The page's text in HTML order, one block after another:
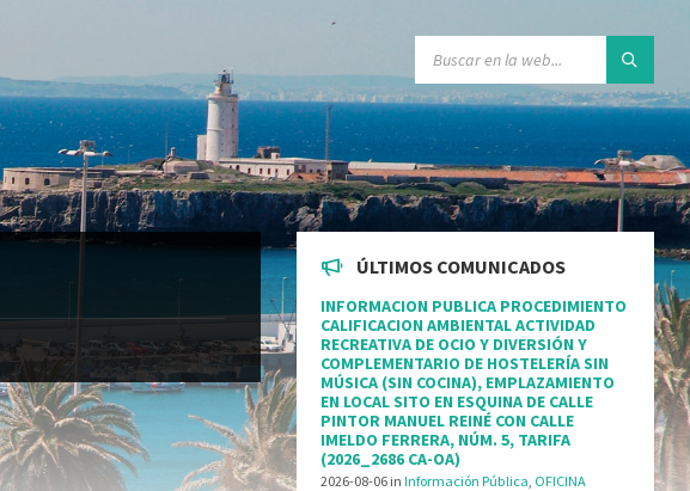
ÚLTIMOS COMUNICADOS
INFORMACION PUBLICA PROCEDIMIENTO
CALIFICACION AMBIENTAL ACTIVIDAD
RECREATIVA DE OCIO Y DIVERSIÓN Y
COMPLEMENTARIO DE HOSTELERÍA SIN
MÚSICA (SIN COCINA), EMPLAZAMIENTO
EN LOCAL SITO EN ESQUINA DE CALLE
PINTOR MANUEL REINÉ CON CALLE
IMELDO FERRERA, NÚM. 5, TARIFA
(2026_2686 CA-OA)
2026-08-06 inInformación Pública OFICINA